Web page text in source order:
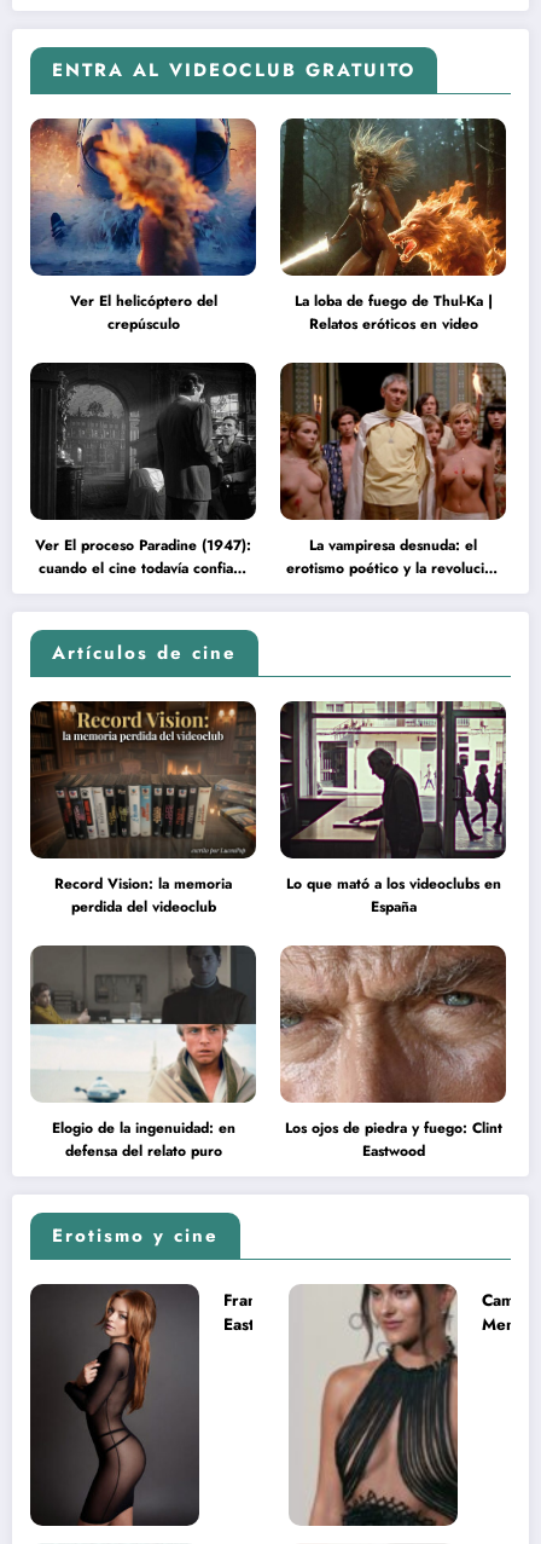
ENTRA AL VIDEOCLUB GRATUITO
Ver El helicóptero del
crepúsculo
La loba de fuego de Thul-Ka |
Relatos eróticos en video
Ver El proceso Paradine (1947):
cuando el cine todavía confiaba
en la inteligencia del espectador
La vampiresa desnuda: el
erotismo poético y la revolución
psicodélica de Jean Rollin
Artículos de cine
Record Vision: la memoria
perdida del videoclub
Lo que mató a los videoclubs en
España
Elogio de la ingenuidad: en
defensa del relato puro
Los ojos de piedra y fuego: Clint
Eastwood
Erotismo y cine
Francesca
Eastwood y
Camila
Mendes